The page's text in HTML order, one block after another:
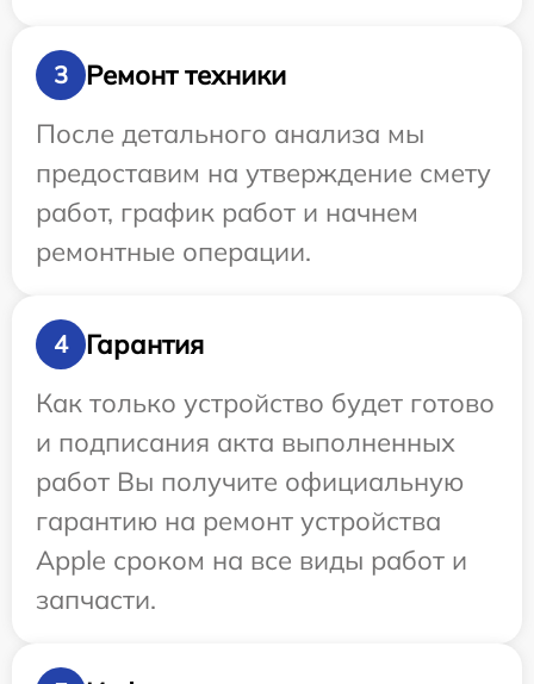
3
Ремонт техники
После детального анализа мы
предоставим на утверждение смету
работ, график работ и начнем
ремонтные операции.
4
Гарантия
Как только устройство будет готово
и подписания акта выполненных
работ Вы получите официальную
гарантию на ремонт устройства
Apple сроком на все виды работ и
запчасти.